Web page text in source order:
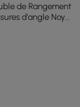
de Rangement
d'angle Noyer
et 1 Tiroir